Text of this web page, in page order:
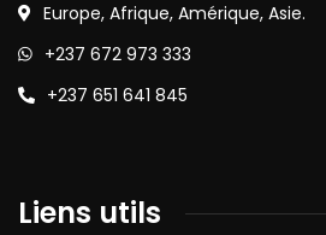
Europe, Afrique, Amérique, Asie.
+237 672 973 333
+237 651 641 845
Liens utils